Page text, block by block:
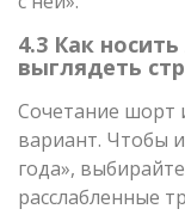
4.3 Как
выглядеть
Сочетание шорт
вариант. Чтобы
года»,
расслабленные